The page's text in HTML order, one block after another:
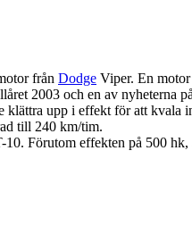
från Dodge Viper. En
2003 och en av nyheterna
upp i effekt för att kvala
till 240 km/tim.
Förutom effekten på 500